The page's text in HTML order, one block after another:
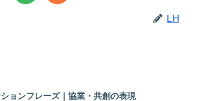
LH
ョンフレーズ｜協業・共創の表現